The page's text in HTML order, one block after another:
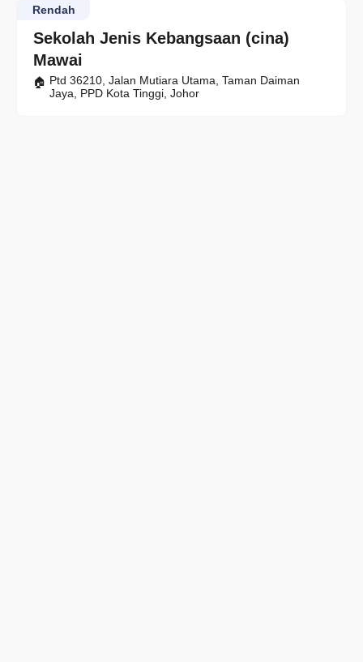
Sekolah Jenis Kebangsaan (cina)
Mawai
Rendah
Ptd 36210, Jalan Mutiara Utama, Taman Daiman
Jaya, PPD Kota Tinggi, Johor